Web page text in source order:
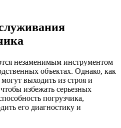
незаменимым инструментом
объектах. Однако, как
выходить из строя и
избежать серьезных
погрузчика,
его диагностику и